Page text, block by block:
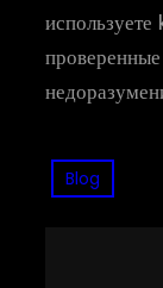
Blog